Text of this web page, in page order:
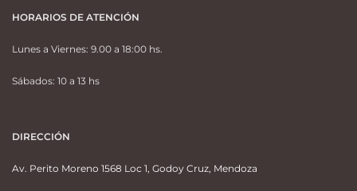
HORARIOS DE ATENCIÓN
Lunes a Viernes: 9.00 a 18:00 hs.
Sábados: 10 a 13 hs
DIRECCIÓN
Av. Perito Moreno 1568 Loc 1, Godoy Cruz, Mendoza